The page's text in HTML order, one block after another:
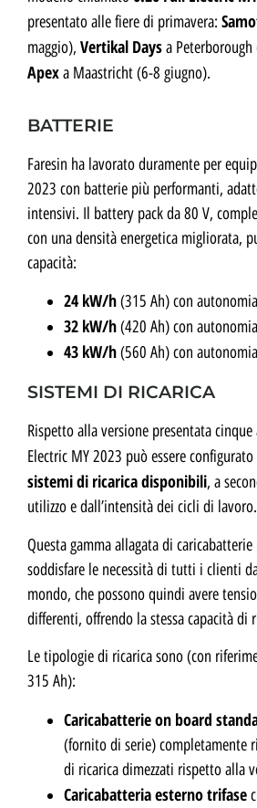
presentato alle fiere di primavera:
maggio), Vertikal Daysa
Apexa Maastricht (6-8 giugno).
BATTERIE
Faresin ha lavorato duramente per
2023 con batterie più performanti,
intensivi. Il battery pack da 80 V,
con una densità energetica migliorata,
capacità:
24 kW/h(315 Ah) con
32 kW/h(420 Ah) con
43 kW/h(560 Ah) con
SISTEMI DI RICARICA
Rispetto alla versione presentata
Electric MY 2023 può essere
sistemi di ricarica disponibili, a
utilizzo e dall’intensità dei cicli di lavoro.
Questa gamma allagata di
soddisfare le necessità di tutti i clienti
mondo, che possono quindi avere
differenti, offrendo la stessa capacità di
Le tipologie di ricarica sono (con
315 Ah):
Caricabatterie on board
(fornito di serie) completamente
di ricarica dimezzati rispetto alla
Caricabatteria esterno trifase